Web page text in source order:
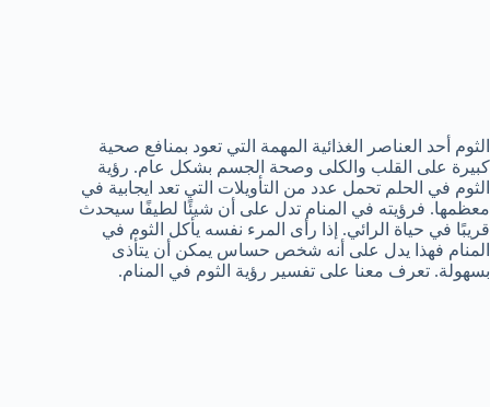
الثوم أحد العناصر الغذائية المهمة التي تعود بمنافع صحية
كبيرة على القلب والكلى وصحة الجسم بشكل عام. رؤية
الثوم في الحلم تحمل عدد من التأويلات التي تعد ايجابية في
معظمها. فرؤيته في المنام تدل على أن شيئًا لطيفًا سيحدث
قريبًا في حياة الرائي. إذا رأى المرء نفسه يأكل الثوم في
المنام فهذا يدل على أنه شخص حساس يمكن أن يتأذى
بسهولة. تعرف معنا على تفسير رؤية الثوم في المنام.